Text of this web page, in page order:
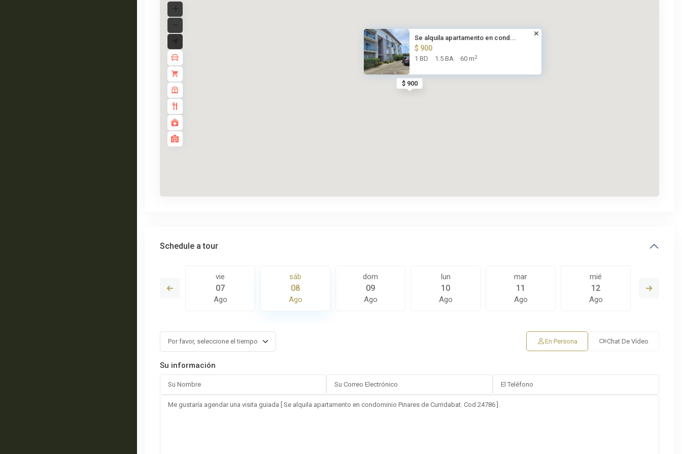
$ 900
Se alquila apartamento en cond...
$ 900
1 BD 1.5 BA 60 m2
Schedule a tour
vie
07
Ago
sáb
08
Ago
dom
09
Ago
lun
10
Ago
mar
11
Ago
mié
12
Ago
En Persona Chat De Vídeo
Su información